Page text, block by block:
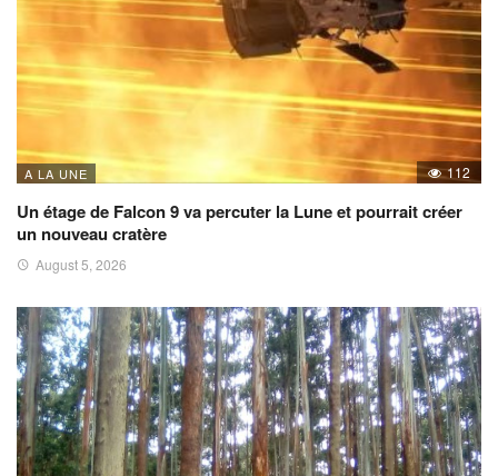
A LA UNE 112
Un étage de Falcon 9 va percuter la Lune et pourrait créer
un nouveau cratère
August 5, 2026